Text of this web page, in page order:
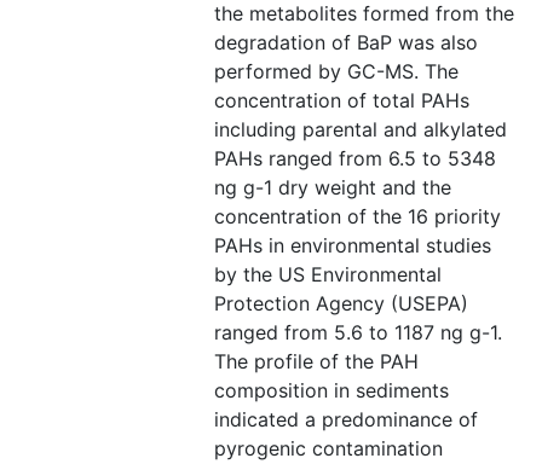
the metabolites formed from the
degradation of BaP was also
performed by GC-MS. The
concentration of total PAHs
including parental and alkylated
PAHs ranged from 6.5 to 5348
ng g-1 dry weight and the
concentration of the 16 priority
PAHs in environmental studies
by the US Environmental
Protection Agency (USEPA)
ranged from 5.6 to 1187 ng g-1.
The profile of the PAH
composition in sediments
indicated a predominance of
pyrogenic contamination